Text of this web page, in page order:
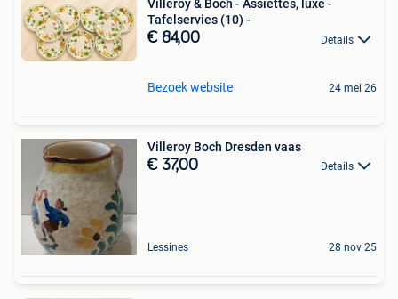
Villeroy & Boch - Assiettes, luxe -
Tafelservies (10) -
€ 84,00 Details
Bezoek website 24 mei 26
Villeroy Boch Dresden vaas
€ 37,00 Details
Lessines 28 nov 25